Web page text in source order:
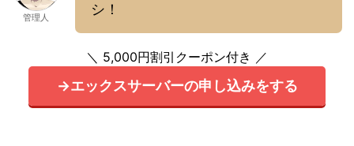
管理人
シ！
＼ 5,000円割引クーポン付き ／
→エックスサーバーの申し込みをする